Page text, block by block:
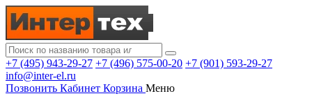
+7 (495) 943-29-27 +7 (496) 575-00-20 +7 (901) 593-29-27
info@inter-el.ru
Позвонить Кабинет Корзина Меню